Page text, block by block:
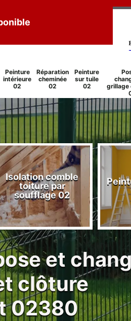
Peinture
intérieure
02
Réparation
cheminée
02
Peinture
sur tuile
02
grillage
Isolation comble
toiture par
soufflage 02
et
clôture
02380